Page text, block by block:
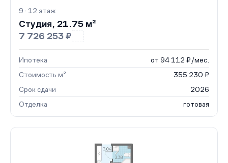
9 · 12 этаж
Студия, 21.75 м²
7 726 253 ₽
Ипотека
от 94 112 ₽/мес.
Стоимость м²
355 230 ₽
Срок сдачи
2026
Отделка
готовая